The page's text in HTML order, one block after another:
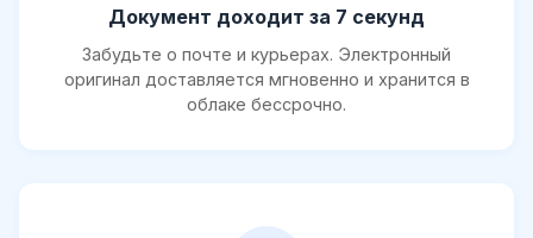
Документ доходит за 7 секунд
Забудьте о почте и курьерах. Электронный
оригинал доставляется мгновенно и хранится в
облаке бессрочно.